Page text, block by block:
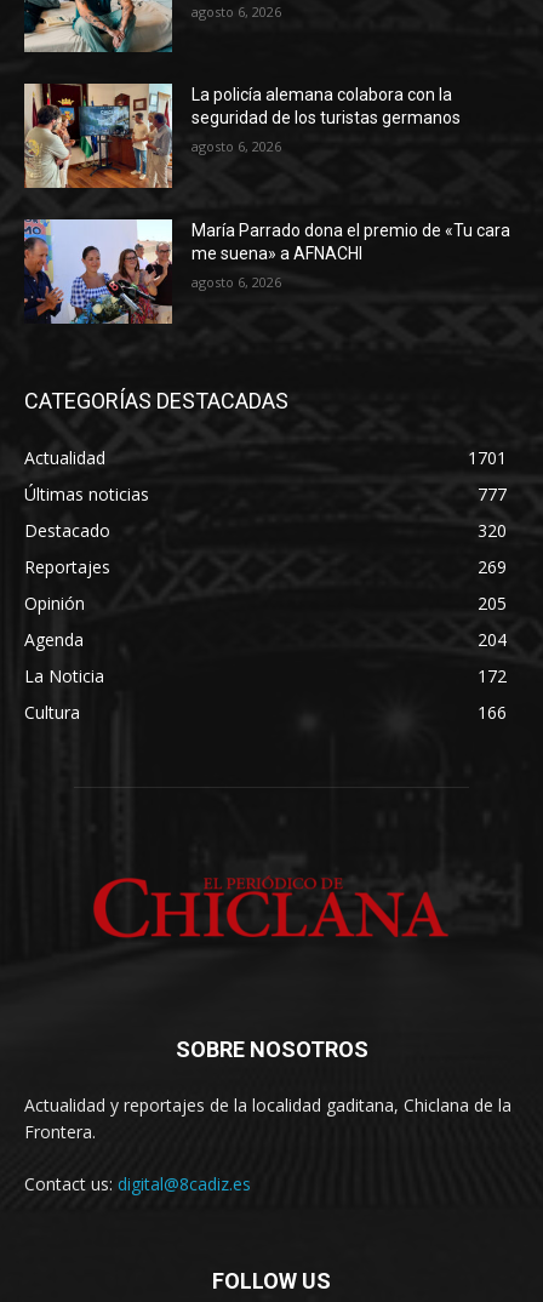
agosto 6, 2026
La policía alemana colabora con la
seguridad de los turistas germanos
agosto 6, 2026
María Parrado dona el premio de «Tu cara
me suena» a AFNACHI
agosto 6, 2026
CATEGORÍAS DESTACADAS
Actualidad
1701
Últimas noticias
777
Destacado
320
Reportajes
269
Opinión
205
Agenda
204
La Noticia
172
Cultura
166
SOBRE NOSOTROS
Actualidad y reportajes de la localidad gaditana, Chiclana de la
Frontera.
Contact us: digital@8cadiz.es
FOLLOW US